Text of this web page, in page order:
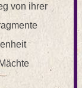
von ihrer